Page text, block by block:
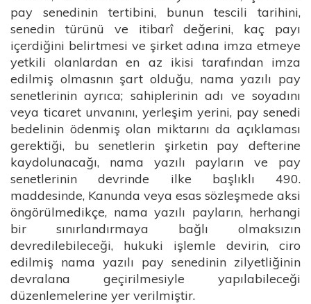
pay senedinin tertibini, bunun tescili tarihini,
senedin türünü ve itibarî değerini, kaç payı
içerdiğini belirtmesi ve şirket adına imza etmeye
yetkili olanlardan en az ikisi tarafından imza
edilmiş olmasnın şart olduğu, nama yazılı pay
senetlerinin ayrıca; sahiplerinin adı ve soyadını
veya ticaret unvanını, yerleşim yerini, pay senedi
bedelinin ödenmiş olan miktarını da açıklaması
gerektiği, bu senetlerin şirketin pay defterine
kaydolunacağı, nama yazılı payların ve pay
senetlerinin devrinde ilke başlıklı 490.
maddesinde, Kanunda veya esas sözleşmede aksi
öngörülmedikçe, nama yazılı payların, herhangi
bir sınırlandırmaya bağlı olmaksızın
devredilebileceği, hukuki işlemle devirin, ciro
edilmiş nama yazılı pay senedinin zilyetliğinin
devralana geçirilmesiyle yapılabileceği
düzenlemelerine yer verilmiştir.